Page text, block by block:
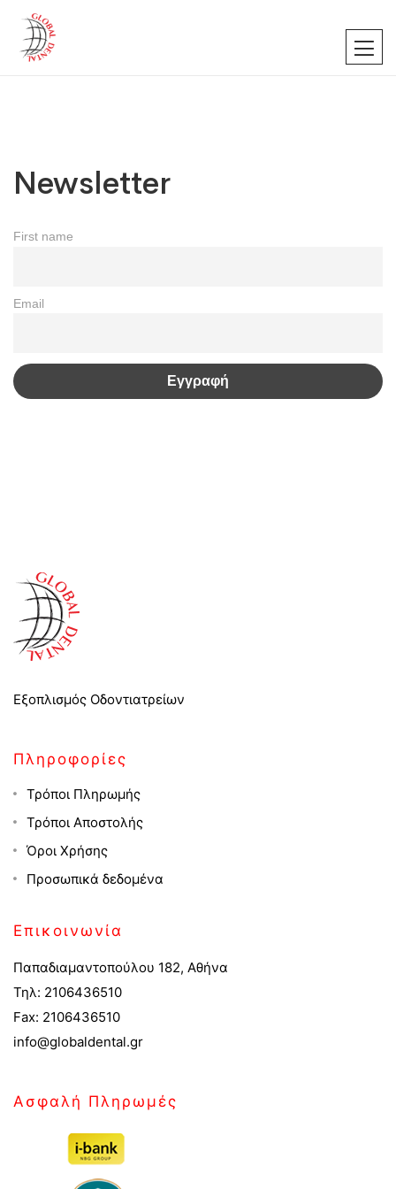
Newsletter
First name
Email
Εξοπλισμός Οδοντιατρείων
Πληροφορίες
Τρόποι Πληρωμής
Τρόποι Αποστολής
Όροι Χρήσης
Προσωπικά δεδομένα
Επικοινωνία
Παπαδιαμαντοπούλου 182, Αθήνα
Τηλ: 2106436510
Fax: 2106436510
info@globaldental.gr
Ασφαλή Πληρωμές